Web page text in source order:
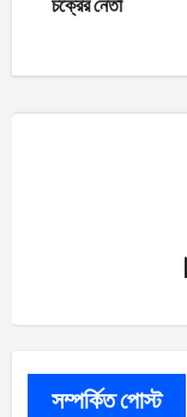
চক্রের নেতা
সম্পর্কিত পোস্ট